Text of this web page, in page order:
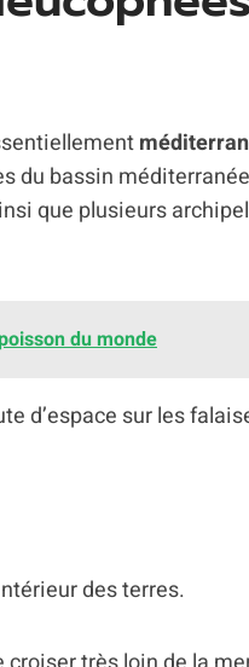
du bassin
que plusieurs
du monde
d’espace sur les
des terres.